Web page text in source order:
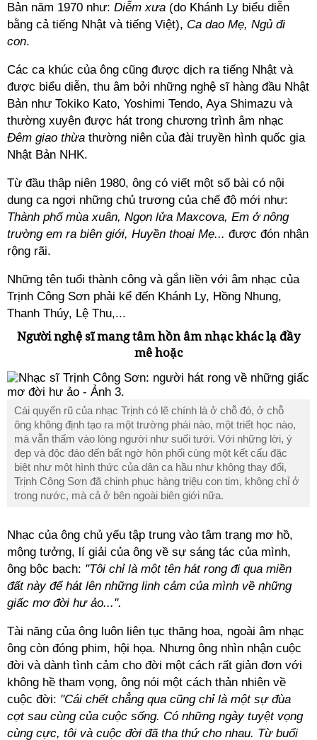
Bản năm 1970 như: Diễm xưa (do Khánh Ly biểu diễn
bằng cả tiếng Nhật và tiếng Việt), Ca dao Mẹ, Ngủ đi
con.
Các ca khúc của ông cũng được dịch ra tiếng Nhật và
được biểu diễn, thu âm bởi những nghệ sĩ hàng đầu Nhật
Bản như Tokiko Kato, Yoshimi Tendo, Aya Shimazu và
thường xuyên được hát trong chương trình âm nhạc
Đêm giao thừa thường niên của đài truyền hình quốc gia
Nhật Bản NHK.
Từ đầu thập niên 1980, ông có viết một số bài có nội
dung ca ngợi những chủ trương của chế độ mới như:
Thành phố mùa xuân, Ngọn lửa Maxcova, Em ở nông
trường em ra biên giới, Huyền thoại Mẹ... được đón nhận
rộng rãi.
Những tên tuổi thành công và gắn liền với âm nhạc của
Trịnh Công Sơn phải kể đến Khánh Ly, Hồng Nhung,
Thanh Thúy, Lệ Thu,...
Người nghệ sĩ mang tâm hồn âm nhạc khác lạ đầy
mê hoặc
Cái quyến rũ của nhạc Trịnh có lẽ chính là ở chỗ đó, ở chỗ
ông không định tạo ra một trường phái nào, một triết học nào,
mà vẫn thấm vào lòng người như suối tưới. Với những lời, ý
đẹp và độc đáo đến bất ngờ hôn phối cùng một kết cấu đặc
biệt như một hình thức của dân ca hầu như không thay đổi,
Trịnh Công Sơn đã chinh phục hàng triệu con tim, không chỉ ở
trong nước, mà cả ở bên ngoài biên giới nữa.
Nhạc của ông chủ yếu tập trung vào tâm trạng mơ hồ,
mộng tưởng, lí giải của ông về sự sáng tác của mình,
ông bộc bạch: "Tôi chỉ là một tên hát rong đi qua miền
đất này để hát lên những linh cảm của mình về những
giấc mơ đời hư ảo...".
Tài năng của ông luôn liên tục thăng hoa, ngoài âm nhạc
ông còn đóng phim, hội họa. Nhưng ông nhìn nhận cuộc
đời và dành tình cảm cho đời một cách rất giản đơn với
không hề tham vọng, ông nói một cách thản nhiên về
cuộc đời: "Cái chết chẳng qua cũng chỉ là một sự đùa
cợt sau cùng của cuộc sống. Có những ngày tuyệt vọng
cùng cực, tôi và cuộc đời đã tha thứ cho nhau. Từ buổi